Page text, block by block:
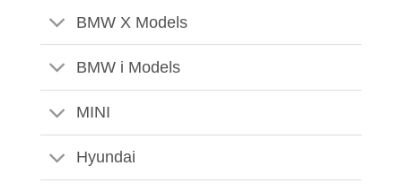
BMW X Models
BMW i Models
MINI
Hyundai